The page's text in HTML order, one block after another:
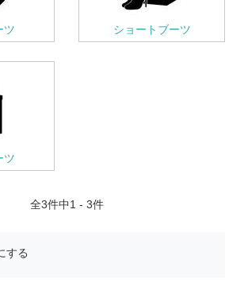
ツ ショートブーツ
ツ
全3件中1 - 3件
する